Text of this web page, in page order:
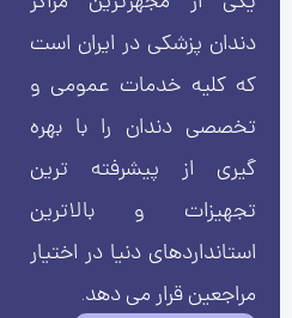
دندان پزشکی در ایران است
که کلیه خدمات عمومی و
تخصصی دندان را با بهره
گیری از پیشرفته ترین
تجهیزات و بالاترین
استانداردهای دنیا در اختیار
مراجعین قرار می دهد.